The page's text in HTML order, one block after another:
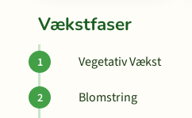
Vækstfaser
Vegetativ Vækst
Blomstring